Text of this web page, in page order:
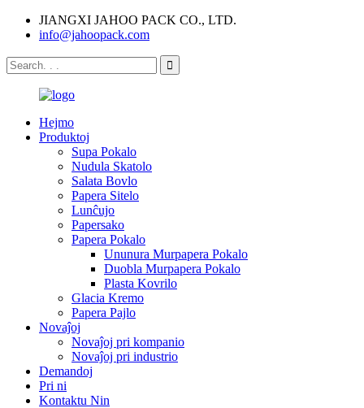
JIANGXI JAHOO PACK CO., LTD.
info@jahoopack.com
Hejmo
Produktoj
Supa Pokalo
Nudula Skatolo
Salata Bovlo
Papera Sitelo
Lunĉujo
Papersako
Papera Pokalo
Ununura Murpapera Pokalo
Duobla Murpapera Pokalo
Plasta Kovrilo
Glacia Kremo
Papera Pajlo
Novaĵoj
Novaĵoj pri kompanio
Novaĵoj pri industrio
Demandoj
Pri ni
Kontaktu Nin